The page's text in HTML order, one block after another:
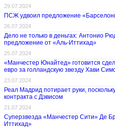
29.07.2024
ПСЖ удвоил предложение
26.07.2024
Дело не только в деньгах: Антонио
предложение от «Аль-Иттихад»
25.07.2024
«Манчестер Юнайтед» готовится
евро за голландскую звезду Хави
23.07.2024
Реал Мадрид потирает руки,
контракта с Дэвисом
21.07.2024
Суперзвезда «Манчестер Сити» Де
Иттихад»